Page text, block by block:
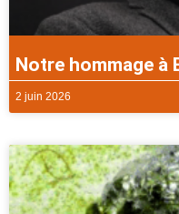
Notre hommage à
2 juin 2026